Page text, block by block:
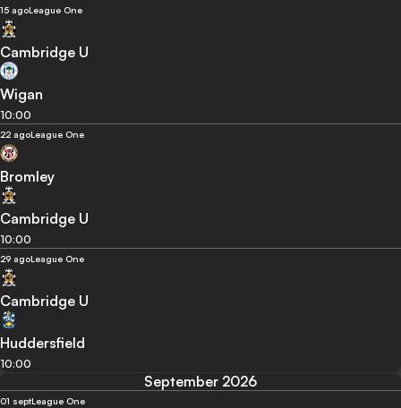
15 agoLeague One
Cambridge U
Wigan
10:00
22 agoLeague One
Bromley
Cambridge U
10:00
29 agoLeague One
Cambridge U
Huddersfield
10:00
September 2026
01 septLeague One